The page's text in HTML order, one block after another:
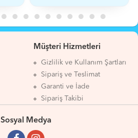
Müşteri Hizmetleri
Gizlilik ve Kullanım Şartları
Sipariş ve Teslimat
Garanti ve İade
Sipariş Takibi
Sosyal Medya